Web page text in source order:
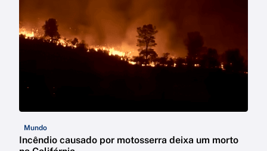
Mundo
Incêndio causado por motosserra deixa um morto